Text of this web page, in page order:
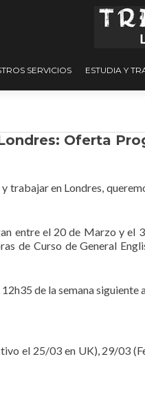
SERVICIOS ESTUDIA Y
Oferta
trabajar en Londres,
entre el 20 de Marzo y
de Curso de General
de la semana siguiente
el 25/03 en UK), 29/03